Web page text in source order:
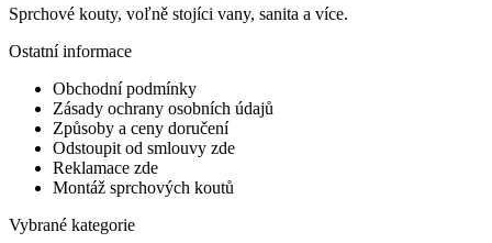
Sprchové kouty, voľně stojíci vany, sanita a více.
Ostatní informace
Obchodní podmínky
Zásady ochrany osobních údajů
Způsoby a ceny doručení
Odstoupit od smlouvy zde
Reklamace zde
Montáž sprchových koutů
Vybrané kategorie